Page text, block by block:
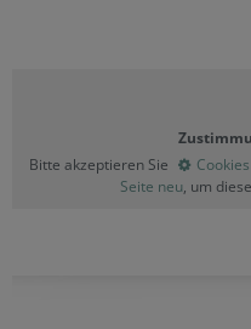
Bitte akzeptieren Sie
Seite neu, um